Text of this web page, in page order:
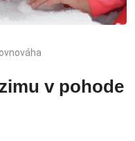
v pohode